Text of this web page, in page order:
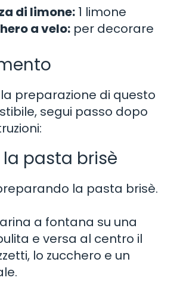
di limone: 1 limone
a velo: per decorare
la preparazione di questo
segui passo dopo
la pasta brisè
la pasta brisè.
a fontana su una
e versa al centro il
lo zucchero e un